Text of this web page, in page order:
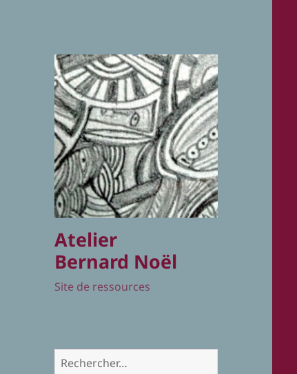
Atelier
Bernard Noël
Site de ressources
Rechercher :